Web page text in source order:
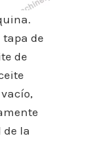
de
de
de la